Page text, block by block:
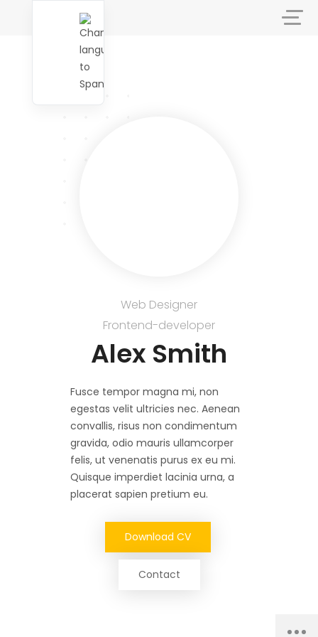
Web Designer
Frontend-developer
Alex Smith
Fusce tempor magna mi, non
egestas velit ultricies nec. Aenean
convallis, risus non condimentum
gravida, odio mauris ullamcorper
felis, ut venenatis purus ex eu mi.
Quisque imperdiet lacinia urna, a
placerat sapien pretium eu.
Download CV
Contact